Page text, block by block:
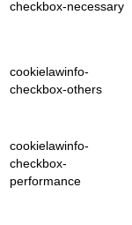
checkbox-necessary
cookielawinfo-
checkbox-others
cookielawinfo-
checkbox-
performance